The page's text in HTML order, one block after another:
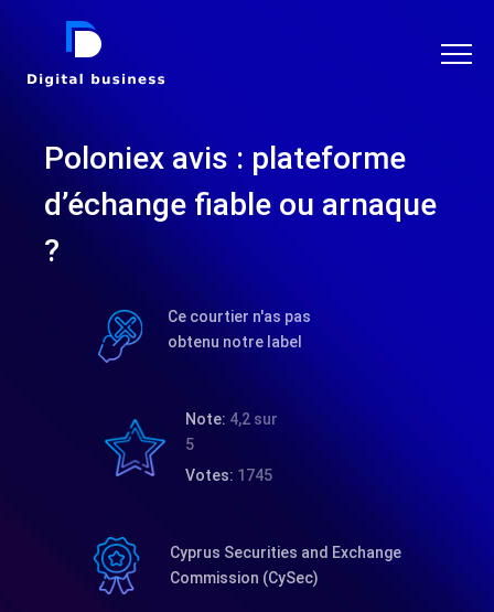
DIGITAL BUSINESS
Poloniex avis : plateforme
d’échange fiable ou arnaque
?
Ce courtier n'as pas
obtenu notre label
Note: 4,2 sur
5
Votes: 1745
Cyprus Securities and Exchange
Commission (CySec)